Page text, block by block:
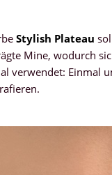
Stylish Plateau
Mine, wodurch
verwendet: Einmal